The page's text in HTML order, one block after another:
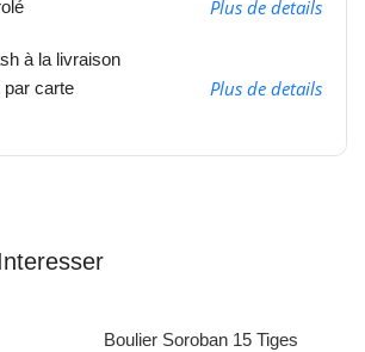
Plus de details
à la livraison
par carte
Plus de details
Boulier Soroban 15 Tiges